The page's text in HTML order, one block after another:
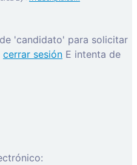
'candidato' para solicitar
cerrar sesión E intenta de